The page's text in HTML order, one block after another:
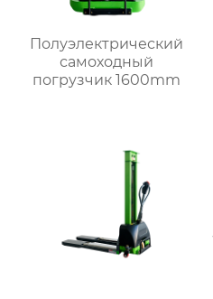
Полуэлектрический
самоходный
погрузчик 1600mm